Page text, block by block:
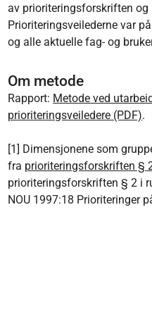
av prioriteringsforskriften og
Prioriteringsveilederne var
og alle aktuelle fag- og
Om metode
Rapport: Metode ved
prioriteringsveiledere (PDF).
[1] Dimensjonene som
fra prioriteringsforskriften §
prioriteringsforskriften § 2 i
NOU 1997:18 Prioriteringer